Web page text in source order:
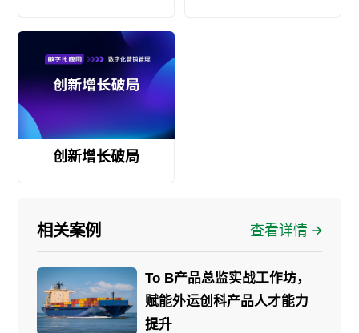
创新增长破局
相关案例 查看详情
To B产品总监实战工作坊，
赋能外运创科产品人才能力
提升